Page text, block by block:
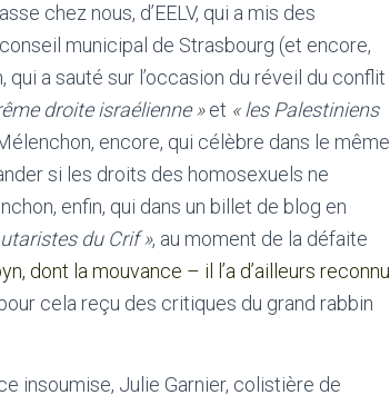
chez nous, d’EELV, qui a mis des
municipal de Strasbourg (et encore,
a sauté sur l’occasion du réveil du conflit
droite israélienne »et « les Palestiniens
encore, qui célèbre dans le même
si les droits des homosexuels ne
enfin, qui dans un billet de blog en
du Crif », au moment de la défaite
dont la mouvance – il l’a d’ailleurs reconnu
cela reçu des critiques du grand rabbin
insoumise, Julie Garnier, colistière de